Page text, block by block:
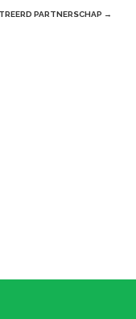
PARTNERSCHAP →